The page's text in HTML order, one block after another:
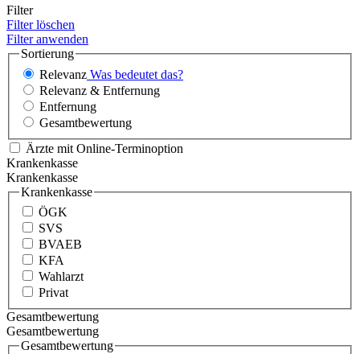
Filter
Filter löschen
Filter anwenden
Sortierung
Relevanz Was bedeutet das?
Relevanz & Entfernung
Entfernung
Gesamtbewertung
Ärzte mit Online-Terminoption
Krankenkasse
Krankenkasse
Krankenkasse
ÖGK
SVS
BVAEB
KFA
Wahlarzt
Privat
Gesamtbewertung
Gesamtbewertung
Gesamtbewertung